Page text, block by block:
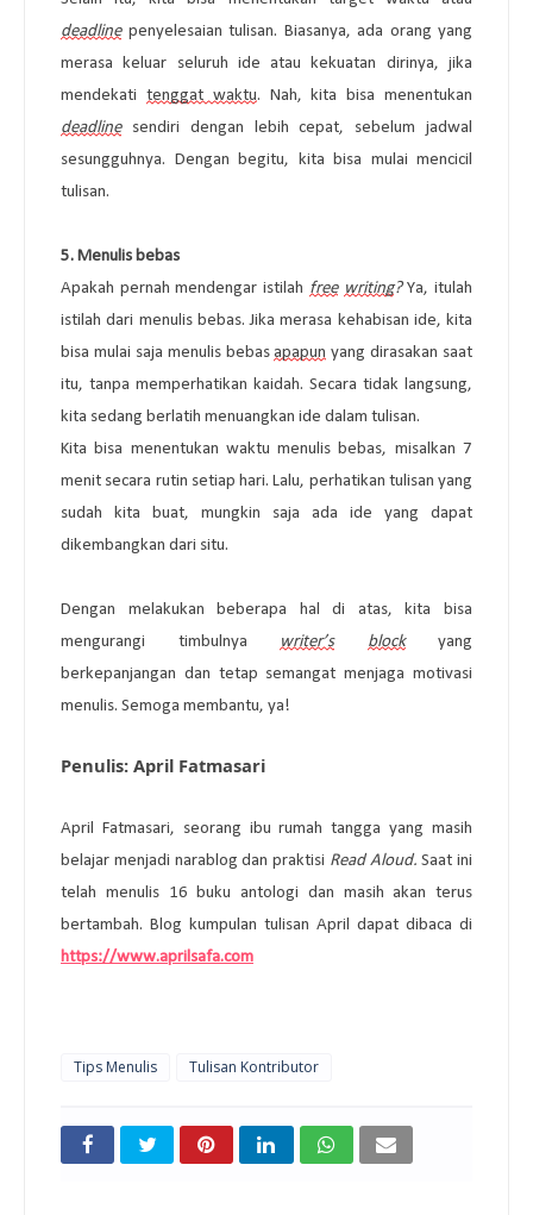
deadline penyelesaian tulisan. Biasanya, ada orang yang
merasa keluar seluruh ide atau kekuatan dirinya, jika
mendekati tenggat waktu
deadline
sesungguhnya. Dengan begitu, kita bisa mulai mencicil
tulisan.
5. Menulis bebas
Apakah pernah mendengar istilah free writing? Ya, itulah
istilah dari menulis bebas. Jika merasa kehabisan ide, kita
bisa mulai saja menulis bebas apapun yang dirasakan saat
itu, tanpa memperhatikan kaidah. Secara tidak langsung,
kita sedang berlatih menuangkan ide dalam tulisan.
Kita bisa menentukan waktu menulis bebas, misalkan 7
menit secara rutin setiap hari. Lalu, perhatikan tulisan yang
sudah kita buat, mungkin saja ada ide yang dapat
dikembangkan dari situ.
Dengan melakukan beberapa hal di atas, kita bisa
mengurangi timbulnya
writer’s block yang
berkepanjangan dan tetap semangat menjaga motivasi
menulis. Semoga membantu, ya!
Penulis: April Fatmasari
April Fatmasari, seorang ibu rumah tangga yang masih
belajar menjadi narablog dan praktisi Read Aloud. Saat ini
telah menulis 16 buku antologi dan masih akan terus
https://www.aprilsafa.com
Tips Menulis Tulisan Kontributor